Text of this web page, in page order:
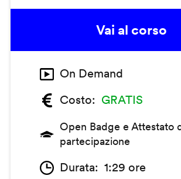
Vai al corso
On Demand
Costo
GRATIS
Open Badge e Attestato
partecipazione
Durata 1:29 ore